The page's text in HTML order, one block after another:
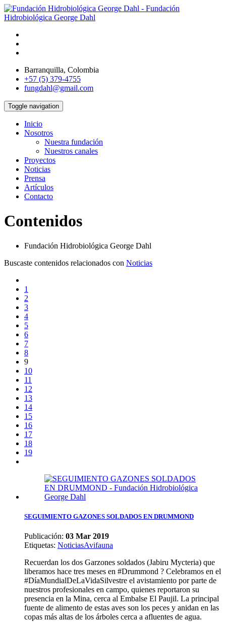
Barranquilla, Colombia
+57 (5) 379-4755
fungdahl@gmail.com
Toggle navigation
Inicio
Nosotros
Nuestra fundación
Nuestros canales
Proyectos
Noticias
Prensa
Artículos
Contacto
Contenidos
Fundación Hidrobiológica George Dahl
Buscaste contenidos relacionados con Noticias
1
2
3
4
5
6
7
8
9
10
11
12
13
14
15
16
17
18
19
SEGUIMIENTO GAZONES SOLDADOS EN DRUMMOND
Publicación: 03 Mar 2019
Etiquetas: NoticiasAvifauna
Recuerdan los dos Garzones soldados (Jabiru Mycteria) que
liberamos hace tres meses en #Drummond ? Celebramos en el
#DíaMundialDeLaVidaSilvestre el avistamiento por parte de
nuestros profesionales en campo, quienes reportaron su
presencia en la Mina, cerca al Embalse El Paujil. La principal
fuente de alimento de estas aves son los peces y anidan en las
copas más altas de los árboles cerca a afluentes de agua.